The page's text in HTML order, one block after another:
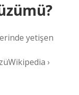
yetişen
›